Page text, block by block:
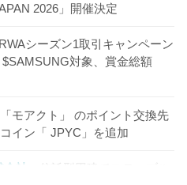
2026」開催決定
シーズン1取引キャンペーン
対象、賞金総額
「モアクト」 のポイント交換先
イン「 JPYC」を追加
会社
信託型円建てステーブル